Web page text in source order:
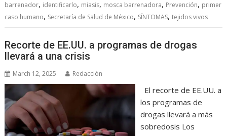
barrenador, identificarlo, miasis, mosca barrenadora, Prevención, primer
caso humano, Secretaría de Salud de México, SÍNTOMAS,tejidos vivos
Recorte de EE.UU. a programas de drogas
llevará a una crisis
March 12, 2025 Redacción
El recorte de EE.UU. a
los programas de
drogas llevará a más
sobredosis Los